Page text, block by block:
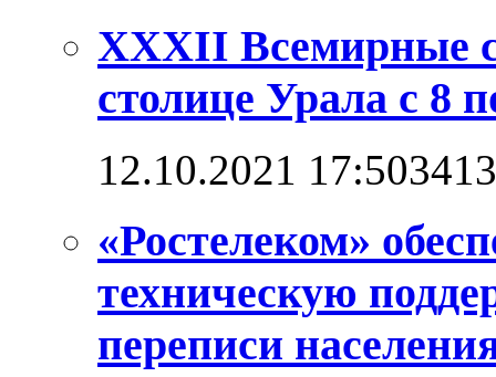
XXXII Всемирные
столице Урала с 8
12.10.2021 17:50
«Ростелеком»
техническую
переписи